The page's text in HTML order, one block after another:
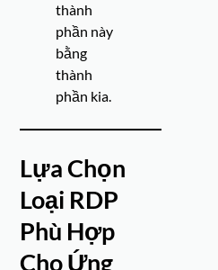
thành
phần này
bằng
thành
phần kia.
Lựa Chọn
Loại RDP
Phù Hợp
Cho Ứng